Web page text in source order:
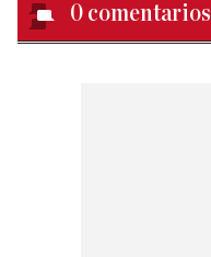
0 comentarios